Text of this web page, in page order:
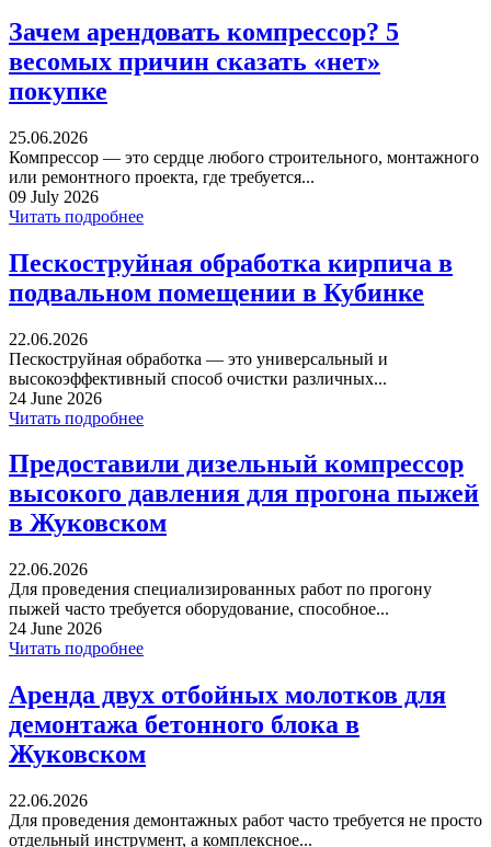
Зачем арендовать компрессор? 5
весомых причин сказать «нет»
покупке
25.06.2026
Компрессор — это сердце любого строительного, монтажного
или ремонтного проекта, где требуется...
09 July 2026
Читать подробнее
Пескоструйная обработка кирпича в
подвальном помещении в Кубинке
22.06.2026
Пескоструйная обработка — это универсальный и
высокоэффективный способ очистки различных...
24 June 2026
Читать подробнее
Предоставили дизельный компрессор
высокого давления для прогона пыжей
в Жуковском
22.06.2026
Для проведения специализированных работ по прогону
пыжей часто требуется оборудование, способное...
24 June 2026
Читать подробнее
Аренда двух отбойных молотков для
демонтажа бетонного блока в
Жуковском
22.06.2026
Для проведения демонтажных работ часто требуется не просто
отдельный инструмент, а комплексное...